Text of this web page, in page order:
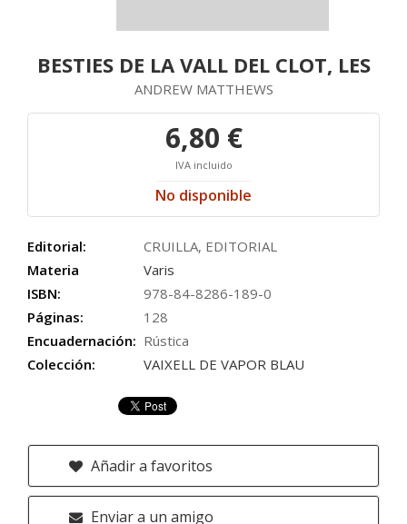
BESTIES DE LA VALL DEL CLOT, LES
ANDREW MATTHEWS
6,80 €
IVA incluido
No disponible
Editorial:
CRUILLA, EDITORIAL
Materia
Varis
ISBN:
978-84-8286-189-0
Páginas:
128
Encuadernación: Rústica
Colección:
VAIXELL DE VAPOR BLAU
Añadir a favoritos
Enviar a un amigo